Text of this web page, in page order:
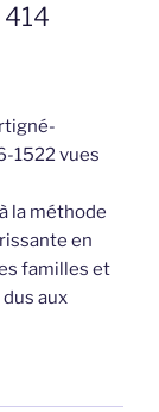
1522 vues
la méthode
en
familles et
aux